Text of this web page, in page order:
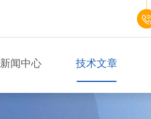
新闻中心 技术文章